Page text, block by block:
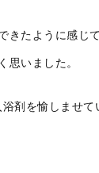
たように感じて
思いました。
剤を愉しませ